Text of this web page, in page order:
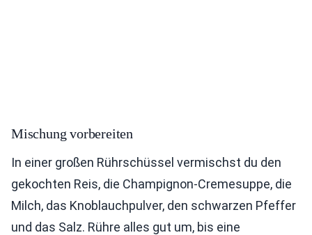
Mischung vorbereiten
In einer großen Rührschüssel vermischst du den
gekochten Reis, die Champignon-Cremesuppe, die
Milch, das Knoblauchpulver, den schwarzen Pfeffer
und das Salz. Rühre alles gut um, bis eine